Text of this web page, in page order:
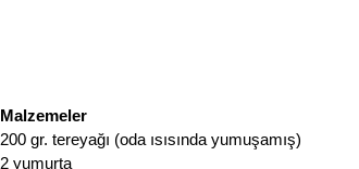
Malzemeler
200 gr. tereyağı (oda ısısında yumuşamış)
2 yumurta